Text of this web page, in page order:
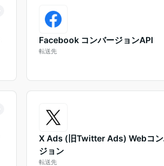
Facebook コンバージョンAPI
転送先
X Ads (旧Twitter Ads) Webコ
ジョン
転送先